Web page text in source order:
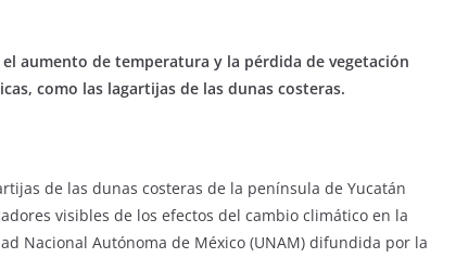
aumento de temperatura y la pérdida de vegetación
como las lagartijas de las dunas costeras.
de las dunas costeras de la península de Yucatán
visibles de los efectos del cambio climático en la
Nacional Autónoma de México (UNAM) difundida por la